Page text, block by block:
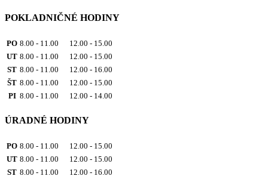
POKLADNIČNÉ HODINY
PO 8.00 - 11.00 12.00 - 15.00
UT 8.00 - 11.00 12.00 - 15.00
ST 8.00 - 11.00 12.00 - 16.00
ŠT 8.00 - 11.00 12.00 - 15.00
PI 8.00 - 11.00 12.00 - 14.00
ÚRADNÉ HODINY
PO 8.00 - 11.00 12.00 - 15.00
UT 8.00 - 11.00 12.00 - 15.00
ST 8.00 - 11.00 12.00 - 16.00